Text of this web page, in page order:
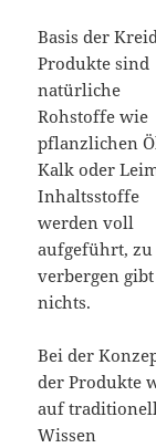
Basis der
Produkte sind
natürliche
Rohstoffe wie
pflanzlichen
Kalk oder
Inhaltsstoffe
werden voll
aufgeführt, zu
verbergen gibt
nichts.
Bei der
der Produkte
auf
Wissen